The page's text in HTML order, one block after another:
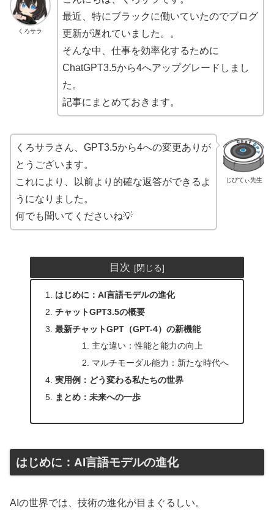
くろサラ
最近、特にブラックに働いていたのでブログ
更新が遅れていました。。
そんな中、仕事を効率化するために
ChatGPT3.5から4へアップグレードしまし
た。
記事にまとめておきます。
じぴてぃ先生
くろサラさん、GPT3.5から4への変更ありが
とうございます。
これにより、以前より的確な返答ができるよ
うになりました。
何でも聞いてくださいね💡
目次
はじめに：AI言語モデルの進化
チャットGPT3.5の概要
最新チャットGPT（GPT-4）の新機能
主な違い：性能と能力の向上
マルチモーダル能力：新たな時代へ
実用例：どう変わる私たちの世界
まとめ：未来への一歩
はじめに：AI言語モデルの進化
AIの世界では、技術の進化が目まぐるしい。